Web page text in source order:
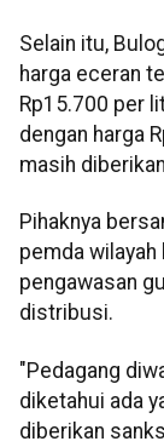
Selain itu,
harga eceran
Rp15.700 per
dengan harga
masih
Pihaknya
pemda
pengawasan
distribusi.
"Pedagang
diketahui ada
diberikan